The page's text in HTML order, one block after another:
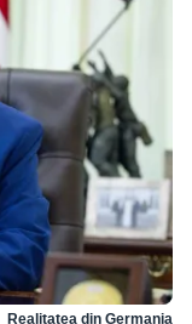
Realitatea din Germania